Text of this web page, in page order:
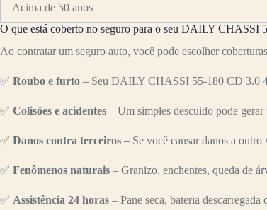
Acima de 50 anos
O que está coberto no seguro para o seu DAILY CHASSI
Ao contratar um seguro auto, você pode escolher
✅ Roubo e furto – Seu DAILY CHASSI 55-180 CD 3.0
✅ Colisões e acidentes – Um simples descuido pode
✅ Danos contra terceiros – Se você causar danos a
✅ Fenômenos naturais – Granizo, enchentes, queda de
✅ Assistência 24 horas – Pane seca, bateria